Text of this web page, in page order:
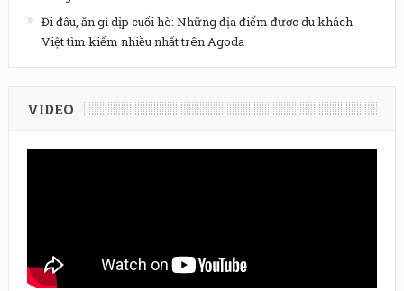
Đi đâu, ăn gì dịp cuối hè: Những địa điểm được du khách
Việt tìm kiếm nhiều nhất trên Agoda
VIDEO